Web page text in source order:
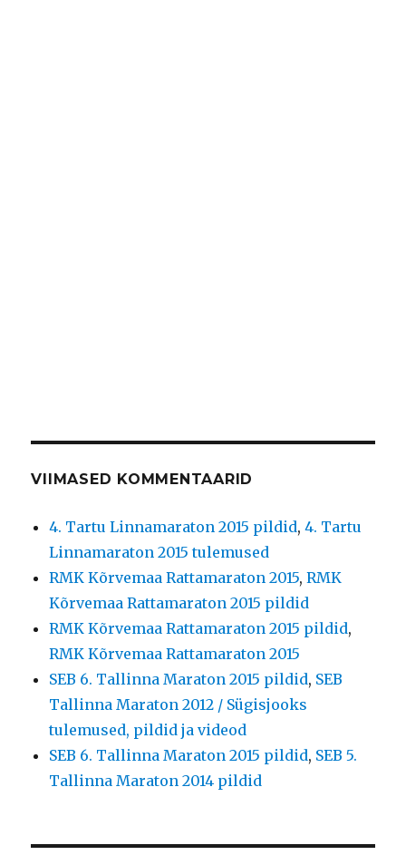
VIIMASED KOMMENTAARID
4. Tartu Linnamaraton 2015 pildid,4. Tartu
Linnamaraton 2015 tulemused
RMK Kõrvemaa Rattamaraton 2015,RMK
Kõrvemaa Rattamaraton 2015 pildid
RMK Kõrvemaa Rattamaraton 2015 pildid,
RMK Kõrvemaa Rattamaraton 2015
SEB 6. Tallinna Maraton 2015 pildid, SEB
Tallinna Maraton 2012 / Sügisjooks
tulemused, pildid ja videod
SEB 6. Tallinna Maraton 2015 pildid, SEB 5.
Tallinna Maraton 2014 pildid